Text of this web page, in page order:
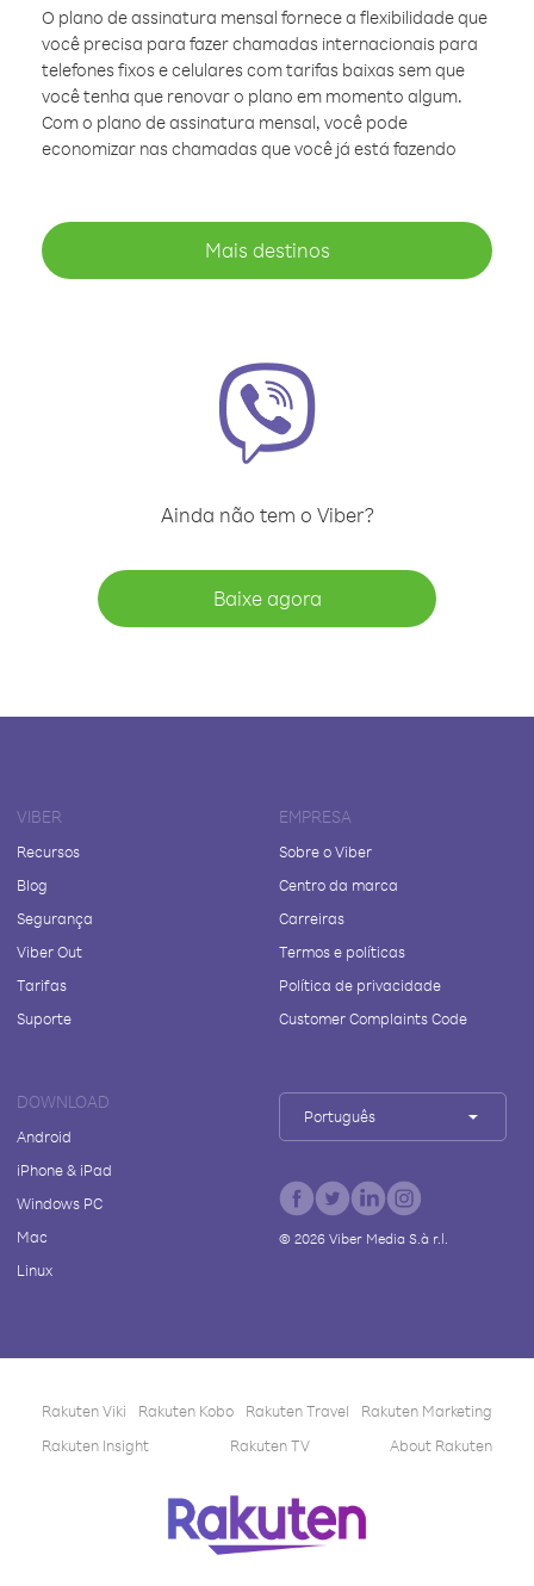
O plano de assinatura mensal fornece a flexibilidade que
você precisa para fazer chamadas internacionais para
telefones fixos e celulares com tarifas baixas sem que
você tenha que renovar o plano em momento algum.
Com o plano de assinatura mensal, você pode
economizar nas chamadas que você já está fazendo
Mais destinos
Ainda não tem o Viber?
Baixe agora
VIBER
Recursos
Blog
Segurança
Viber Out
Tarifas
Suporte
EMPRESA
Sobre o Viber
Centro da marca
Carreiras
Termos e políticas
Política de privacidade
Customer Complaints Code
DOWNLOAD
Android
iPhone & iPad
Windows PC
Mac
Linux
Português
© 2026Viber Media S.à r.l.
Rakuten Viki Rakuten Kobo Rakuten Travel
Rakuten Marketing
Rakuten Insight
Rakuten TV About Rakuten